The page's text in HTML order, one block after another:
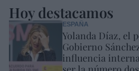
Hoy destacamos
ESPAÑA
Yolanda Díaz, el
Gobierno
influencia